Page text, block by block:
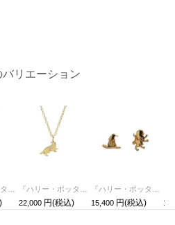
バリエーション
『ハリー・ポッターと賢者の石』 組分け帽子ネックレス - スリザリン
『ハリー・ポッターと賢者の石』 組分け帽子ネックレス - ハッフルパフ
22,000
『ハリー・ポッターと賢者の石』 組分け帽子ピアス - グリフィンドール(両耳)
15,400